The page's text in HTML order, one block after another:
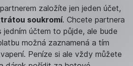
založíte jen jeden účet,
soukromí. Chcete partnera
účtem to půjde, ale bude
možná zaznamená a tím
Peníze si ale vždy můžete